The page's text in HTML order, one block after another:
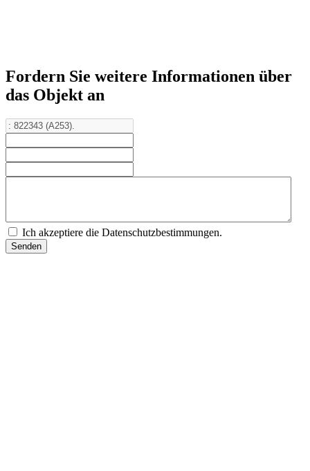
Fordern Sie weitere Informationen über
das Objekt an
Ich akzeptiere die Datenschutzbestimmungen.